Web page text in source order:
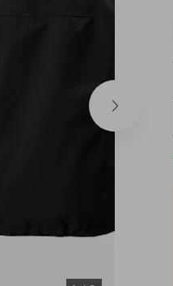
Seuraava
tuote